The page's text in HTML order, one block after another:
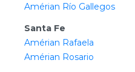
Amérian Río Gallegos
Santa Fe
Amérian Rafaela
Amérian Rosario